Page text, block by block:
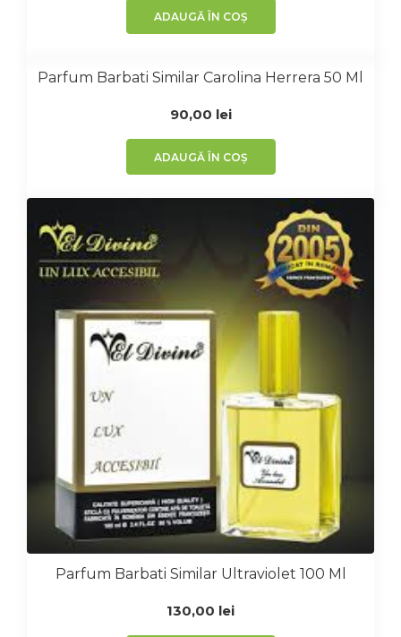
ADAUGĂ ÎN COȘ
Parfum Barbati Similar Carolina Herrera 50 Ml
90,00 lei
ADAUGĂ ÎN COȘ
Parfum Barbati Similar Ultraviolet 100 Ml
130,00 lei